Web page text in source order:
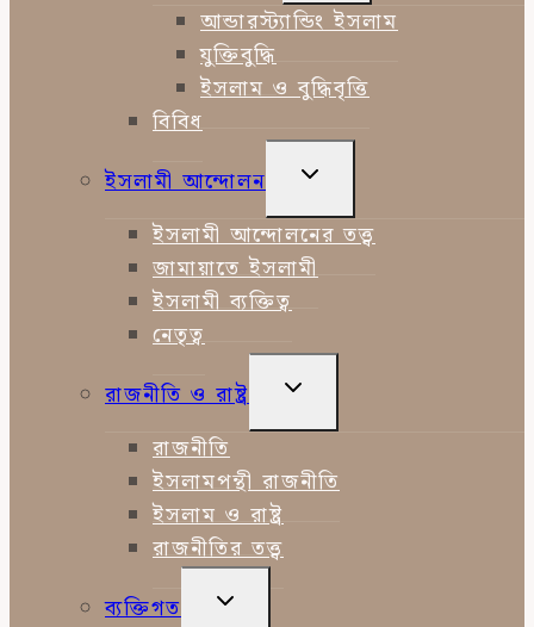
MENU
আন্ডারস্ট্যান্ডিং ইসলাম
যুক্তিবুদ্ধি
ইসলাম ও বুদ্ধিবৃত্তি
বিবিধ
ইসলামী আন্দোলন
TOGGLE
MENU
ইসলামী আন্দোলনের তত্ত্ব
জামায়াতে ইসলামী
ইসলামী ব্যক্তিত্ব
নেতৃত্ব
রাজনীতি ও রাষ্ট্র
TOGGLE
রাজনীতি
ইসলামপন্থী রাজনীতি
ইসলাম ও রাষ্ট্র
রাজনীতির তত্ত্ব
ব্যক্তিগত
TOGGLE